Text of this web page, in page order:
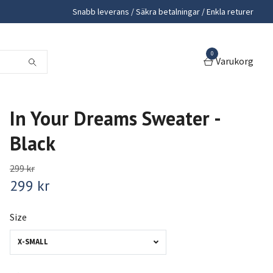
Snabb leverans / Säkra betalningar / Enkla returer
0
Varukorg
In Your Dreams Sweater -
Black
299 kr
299 kr
Size
X-SMALL